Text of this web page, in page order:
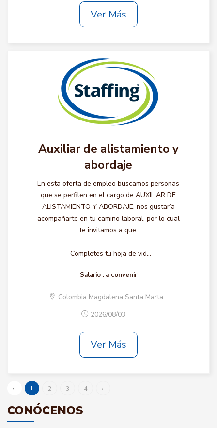
Ver Más
Auxiliar de alistamiento y
abordaje
En esta oferta de empleo buscamos personas
que se perfilen en el cargo de AUXILIAR DE
ALISTAMIENTO Y ABORDAJE, nos gustaría
acompañarte en tu camino laboral, por lo cual
te invitamos a que:
- Completes tu hoja de vid...
Salario : a convenir
Colombia Magdalena Santa Marta
2026/08/03
Ver Más
‹ 1 2 3 4 ›
CONÓCENOS